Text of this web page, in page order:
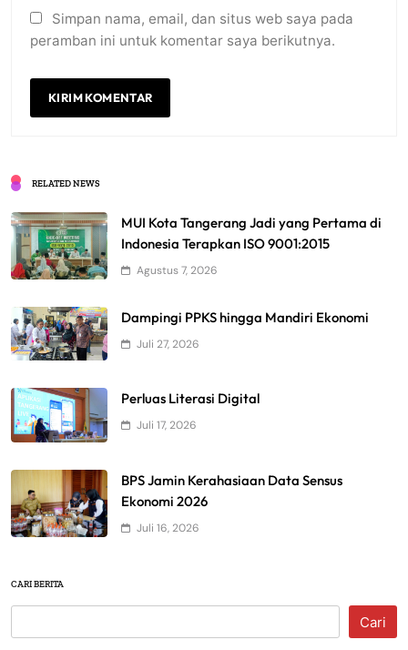
Simpan nama, email, dan situs web saya pada
peramban ini untuk komentar saya berikutnya.
RELATED NEWS
MUI Kota Tangerang Jadi yang Pertama di
Indonesia Terapkan ISO 9001:2015
Agustus 7, 2026
Dampingi PPKS hingga Mandiri Ekonomi
Juli 27, 2026
Perluas Literasi Digital
Juli 17, 2026
BPS Jamin Kerahasiaan Data Sensus
Ekonomi 2026
Juli 16, 2026
CARI BERITA
Cari